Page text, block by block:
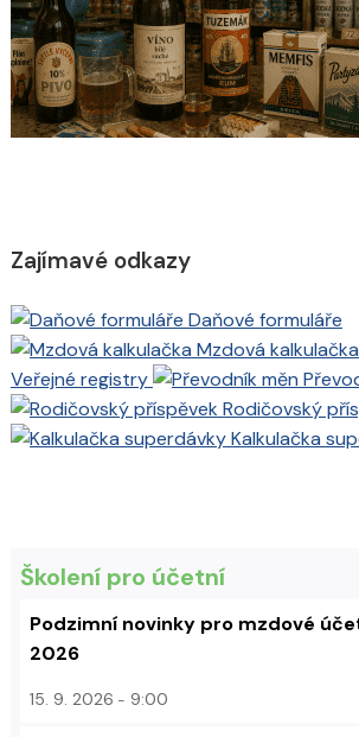
Zajímavé odkazy
Daňové formuláře
Mzdová kalkulačka
Veřejné registry
Rodičovský
Kalkulačka
Školení pro účetní
Podzimní novinky pro mzdové
2026
15. 9. 2026 9:00